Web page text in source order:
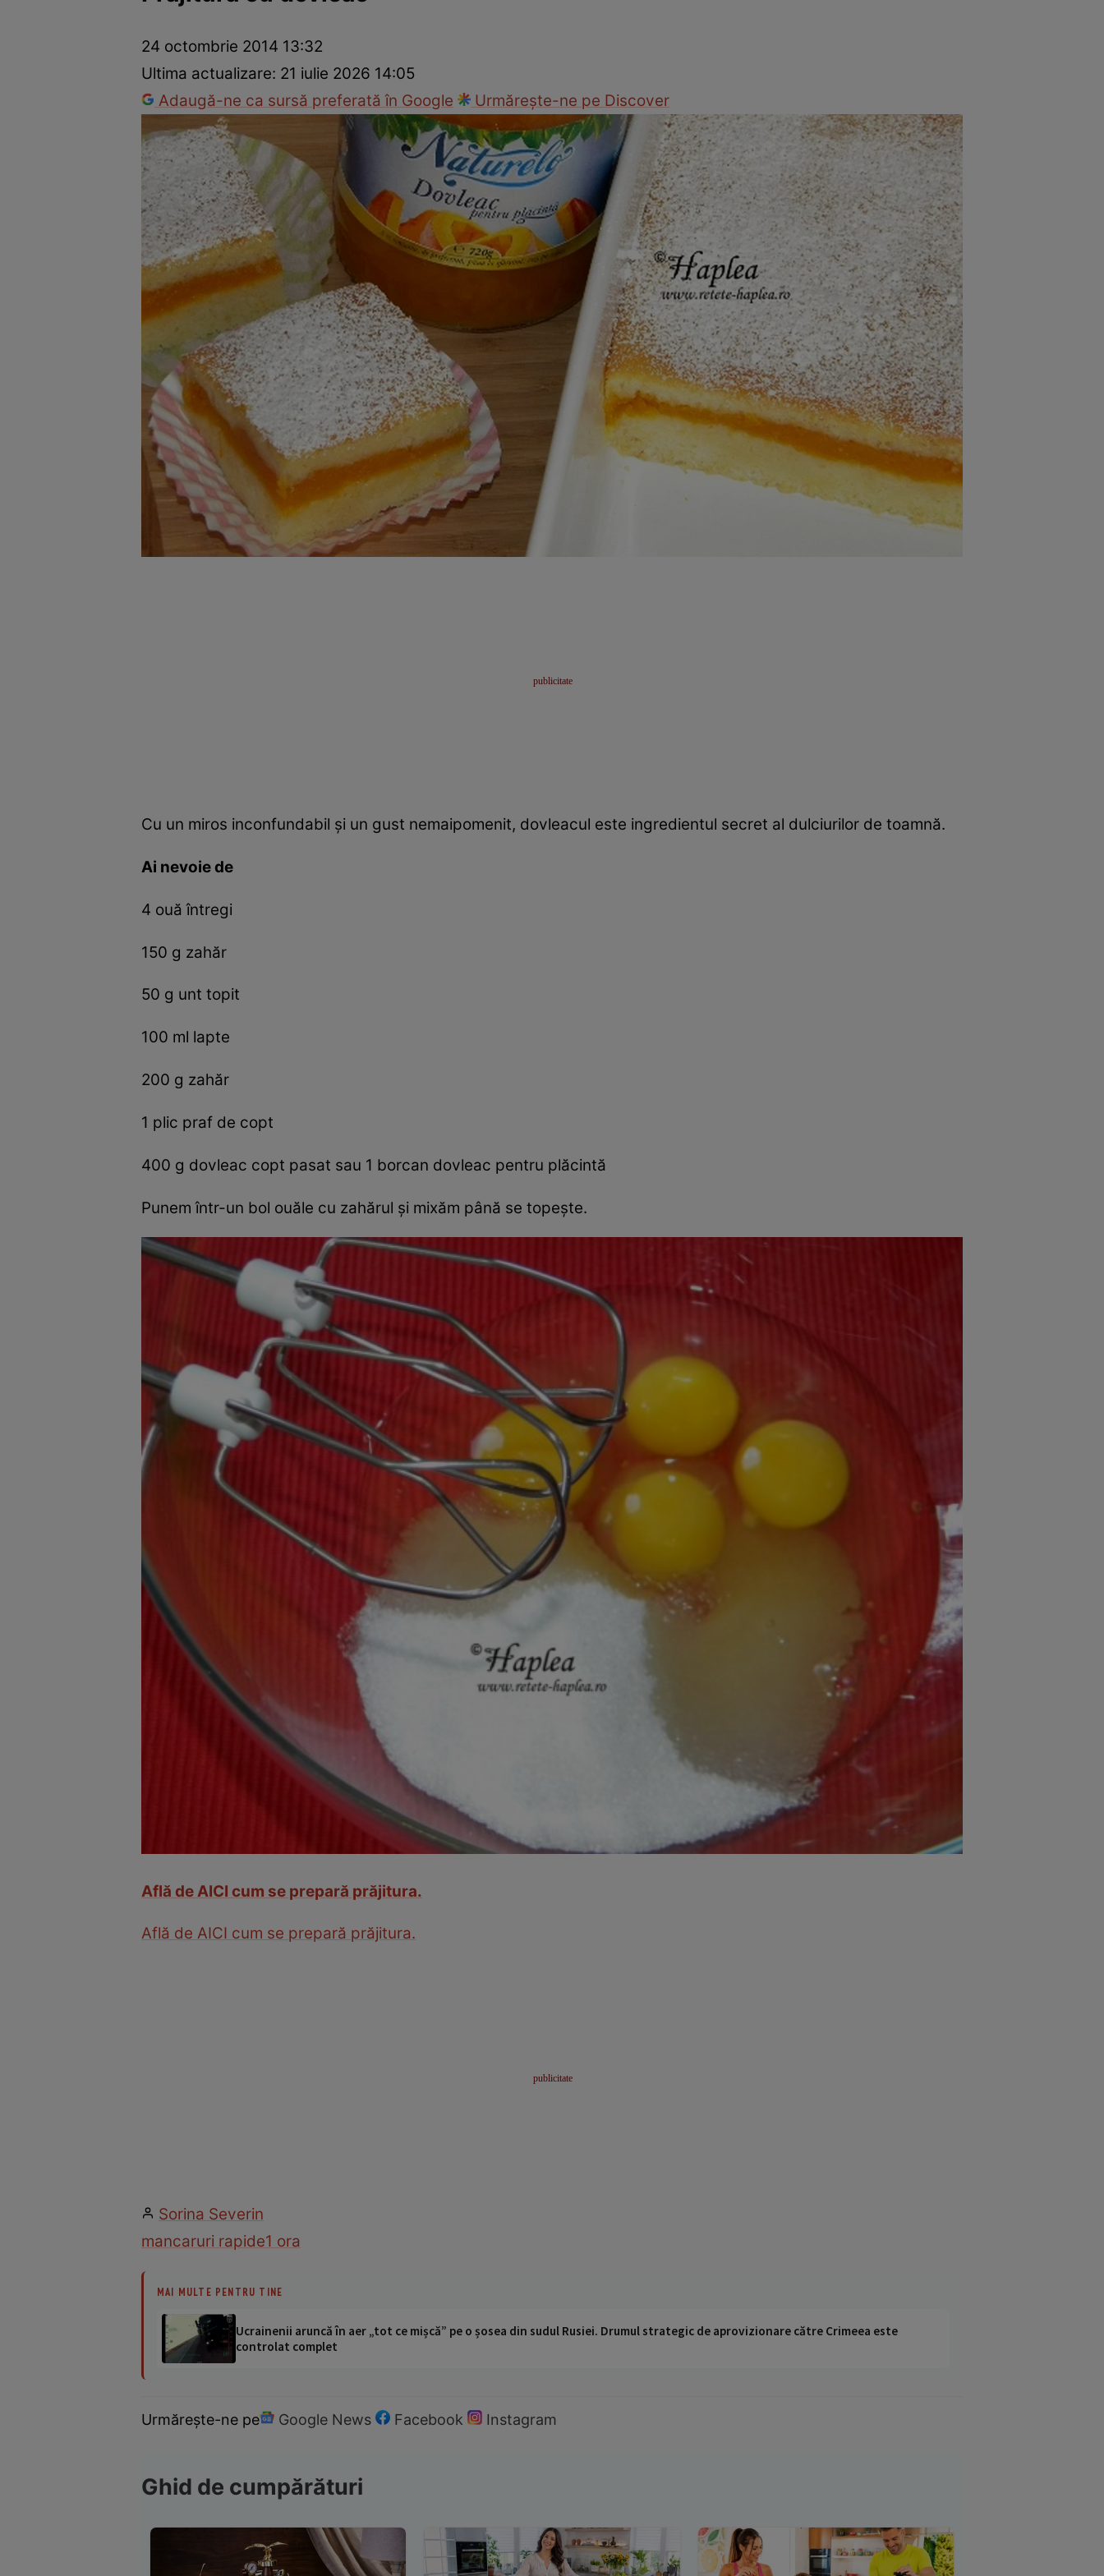
Mâncăruri rapideRețete cu legume
24 octombrie 2014 13:32
Ultima actualizare: 21 iulie 2026 14:05
Adaugă-ne ca sursă preferată în Google
Urmărește-ne pe Discover
Cu un miros inconfundabil şi un gust nemaipomenit, dovleacul este ingredientul secret al dulciurilor de toamnă.
Ai nevoie de
4 ouă întregi
150 g zahăr
50 g unt topit
100 ml lapte
200 g zahăr
1 plic praf de copt
400 g dovleac copt pasat sau 1 borcan dovleac pentru plăcintă
Punem într-un bol ouăle cu zahărul şi mixăm până se topeşte.
Află de AICI cum se prepară prăjitura.
Află de AICI cum se prepară prăjitura.
Sorina Severin
mancaruri rapide1 ora
MAI MULTE PENTRU TINE
Ucrainenii aruncă în aer „tot ce mișcă” pe o șosea din sudul Rusiei. Drumul strategic de aprovizionare către Crimeea este
controlat complet
Urmărește-ne pe Google News Facebook Instagram
Ghid de cumpărături